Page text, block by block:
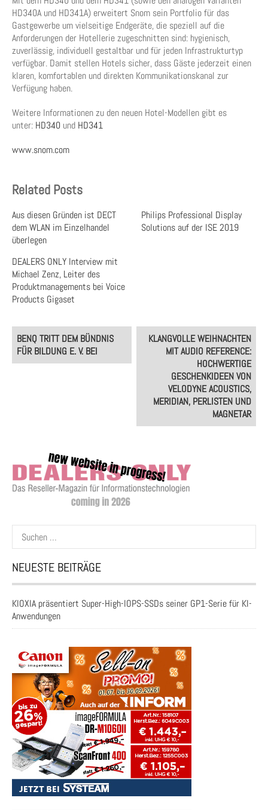
HD340A und HD341A) erweitert Snom sein Portfolio für das
Gastgewerbe um vielseitige Endgeräte, die speziell auf die
Anforderungen der Hotellerie zugeschnitten sind: hygienisch,
zuverlässig, individuell gestaltbar und für jeden Infrastrukturtyp
verfügbar. Damit stellen Hotels sicher, dass Gäste jederzeit einen
klaren, komfortablen und direkten Kommunikationskanal zur
Verfügung haben.
Weitere Informationen zu den neuen Hotel-Modellen gibt es
unter: HD340 und HD341
www.snom.com
Related Posts
Aus diesen Gründen ist DECT
dem WLAN im Einzelhandel
überlegen
Philips Professional Display
Solutions auf der ISE 2019
DEALERS ONLY Interview mit
Michael Zenz, Leiter des
Produktmanagements bei Voice
Products Gigaset
Post
navigation
BENQ TRITT DEM BÜNDNIS
FÜR BILDUNG E. V. BEI
KLANGVOLLE WEIHNACHTEN
MIT AUDIO REFERENCE:
HOCHWERTIGE
GESCHENKIDEEN VON
VELODYNE ACOUSTICS,
MERIDIAN, PERLISTEN UND
MAGNETAR
Suchen
nach:
NEUESTE BEITRÄGE
KIOXIA präsentiert Super-High-IOPS-SSDs seiner GP1-Serie für KI-
Anwendungen